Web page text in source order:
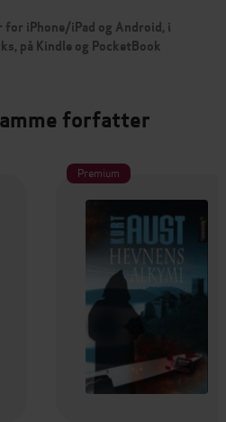
for iPhone/iPad og Android, i
på Kindle og PocketBook
forfatter
Premium